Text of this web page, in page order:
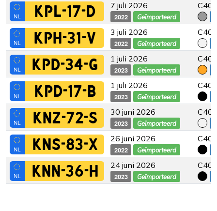
KPL-17-D 7 juli 2026
2022 Geïmporteerd
C40
KPH-31-V 3 juli 2026
2022 Geïmporteerd
C40
KPD-34-G 1 juli 2026
2023 Geïmporteerd
C40
KPD-17-B 1 juli 2026
2023 Geïmporteerd
C40
KNZ-72-S 30 juni 2026
2023 Geïmporteerd
C40
KNS-83-X 26 juni 2026
2022 Geïmporteerd
C40
KNN-36-H 24 juni 2026
2023 Geïmporteerd
C40